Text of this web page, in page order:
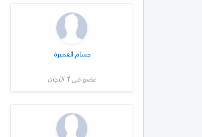
حسام العميرة
عضو في1 اللجان